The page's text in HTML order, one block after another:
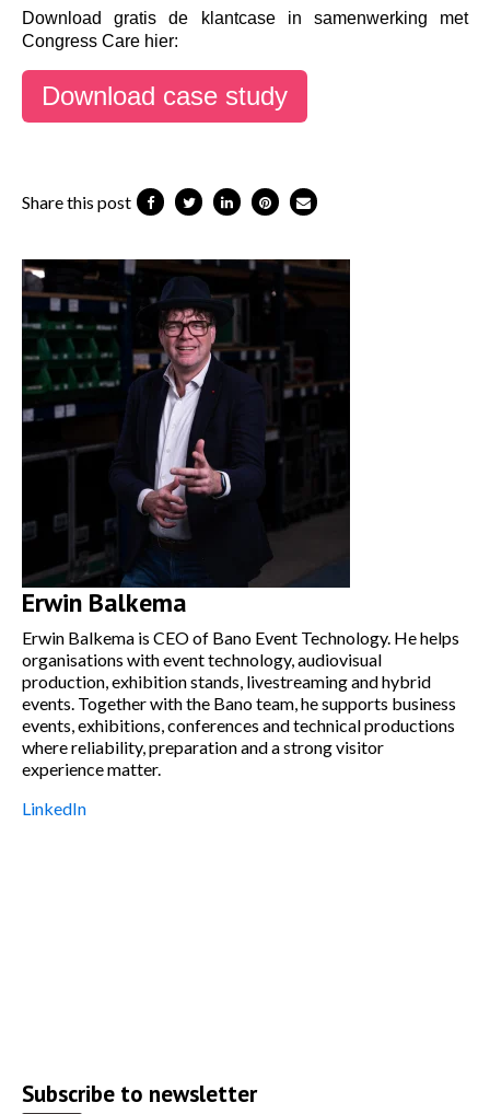
Download gratis de klantcase in samenwerking met
Congress Care hier:
Download case study
Share this post
Erwin Balkema
Erwin Balkema is CEO of Bano Event Technology. He helps
organisations with event technology, audiovisual
production, exhibition stands, livestreaming and hybrid
events. Together with the Bano team, he supports business
events, exhibitions, conferences and technical productions
where reliability, preparation and a strong visitor
experience matter.
LinkedIn
Subscribe to newsletter